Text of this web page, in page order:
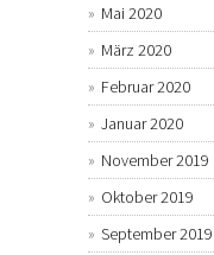
Mai 2020
März 2020
Februar 2020
Januar 2020
November 2019
Oktober 2019
September 2019